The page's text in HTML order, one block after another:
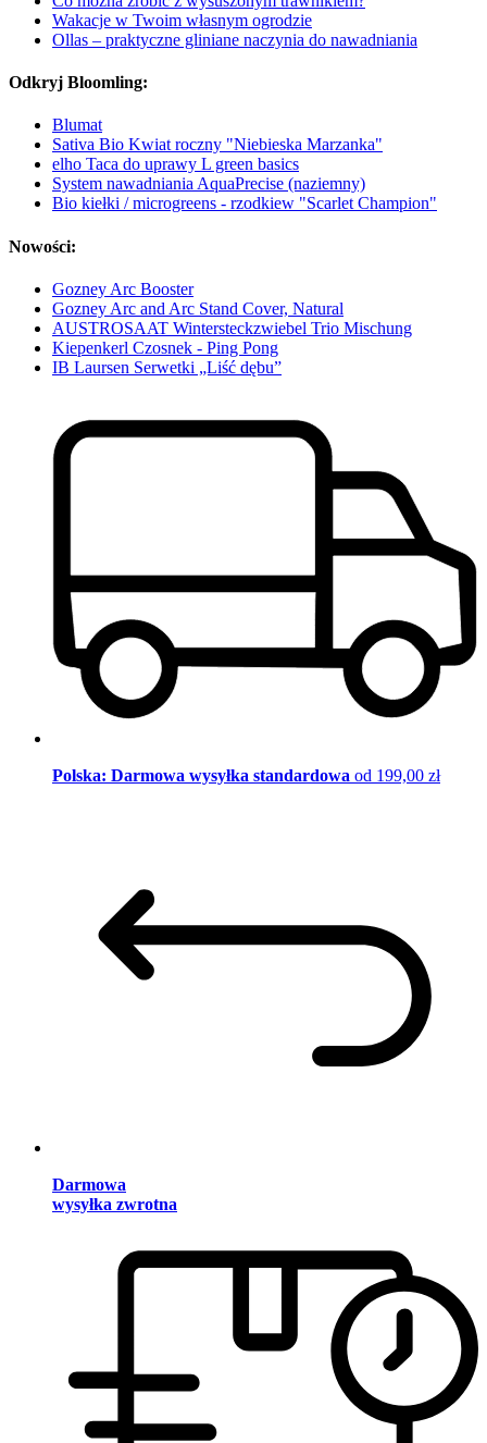
Wakacje w Twoim własnym ogrodzie
Ollas – praktyczne gliniane naczynia do nawadniania
Odkryj Bloomling:
Blumat
Sativa Bio Kwiat roczny "Niebieska Marzanka"
elho Taca do uprawy L green basics
System nawadniania AquaPrecise (naziemny)
Bio kiełki / microgreens - rzodkiew "Scarlet Champion"
Nowości:
Gozney Arc Booster
Gozney Arc and Arc Stand Cover, Natural
AUSTROSAAT Wintersteckzwiebel Trio Mischung
Kiepenkerl Czosnek - Ping Pong
IB Laursen Serwetki „Liść dębu”
Polska: Darmowa wysyłka standardowa od 199,00 zł
Darmowa
wysyłka zwrotna